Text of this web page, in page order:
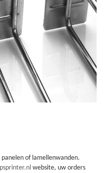
of lamellenwanden.
website, uw orders